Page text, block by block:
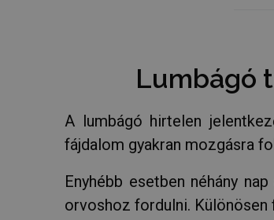
Lumbágó
A lumbágó hirtelen
fájdalom gyakran mozgásra
Enyhébb esetben néhány
orvoshoz fordulni. Különösen